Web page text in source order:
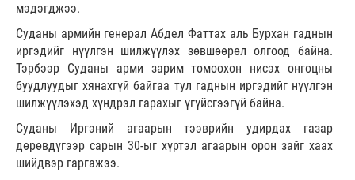
мэдэгджээ.
Суданы армийн генерал Абдел Фаттах аль Бурхан гаднын
иргэдийг нүүлгэн шилжүүлэх зөвшөөрөл олгоод байна.
Тэрбээр Суданы арми зарим томоохон нисэх онгоцны
буудлуудыг хянахгүй байгаа тул гаднын иргэдийг нүүлгэн
шилжүүлэхэд хүндрэл гарахыг үгүйсгээгүй байна.
Суданы Иргэний агаарын тээврийн удирдах газар
дөрөвдүгээр сарын 30-ыг хүртэл агаарын орон зайг хаах
шийдвэр гаргажээ.